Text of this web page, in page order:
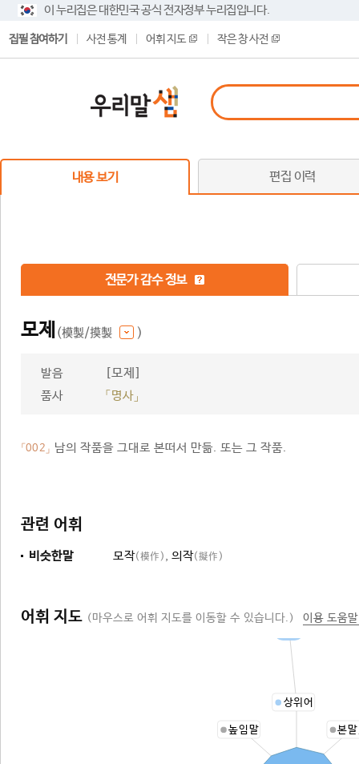
이 누리집은 대한민국 공식 전자정부 누리집입니다.
집필 참여하기 사전 통계 어휘 지도 작은 창 사전
내용 보기 편집 이력
전문가 감수 정보
모제 (模製/摸製 )
발음 [모제]
품사 「명사」
「002」 남의 작품을 그대로 본떠서 만듦. 또는 그 작품.
관련 어휘
비슷한말 모작(模作) , 의작(擬作)
어휘 지도 (마우스로 어휘 지도를 이동할 수 있습니다.) 이용 도움
상위어
본
높임말